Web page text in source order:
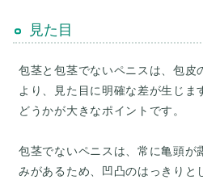
見た目
包茎と包茎でないペニスは、包皮
より、見た目に明確な差が生じま
どうかが大きなポイントです。
包茎でないペニスは、常に亀頭が
みがあるため、凹凸のはっきりと